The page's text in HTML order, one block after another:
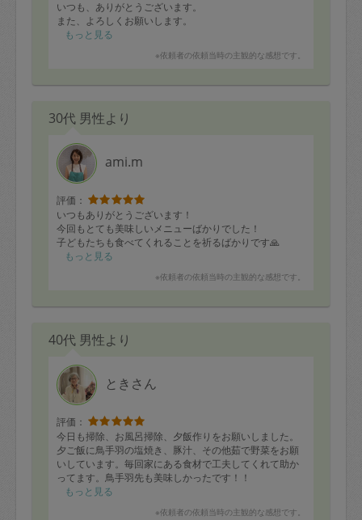
いつも、ありがとうございます。
また、よろしくお願いします。
もっと見る
※依頼者の依頼当時の主観的な感想です。
30代 男性より
ami.m
評価：
いつもありがとうございます！
今回もとても美味しいメニューばかりでした！
子どもたちも食べてくれることを祈るばかりです🙏
もっと見る
※依頼者の依頼当時の主観的な感想です。
40代 男性より
ときさん
評価：
今日も掃除、お風呂掃除、夕飯作りをお願いしました。
夕ご飯に鳥手羽の塩焼き、豚汁、その他茹で野菜をお願
いしています。毎回家にある食材で工夫してくれて助か
ってます。鳥手羽先も美味しかったです！！
もっと見る
※依頼者の依頼当時の主観的な感想です。